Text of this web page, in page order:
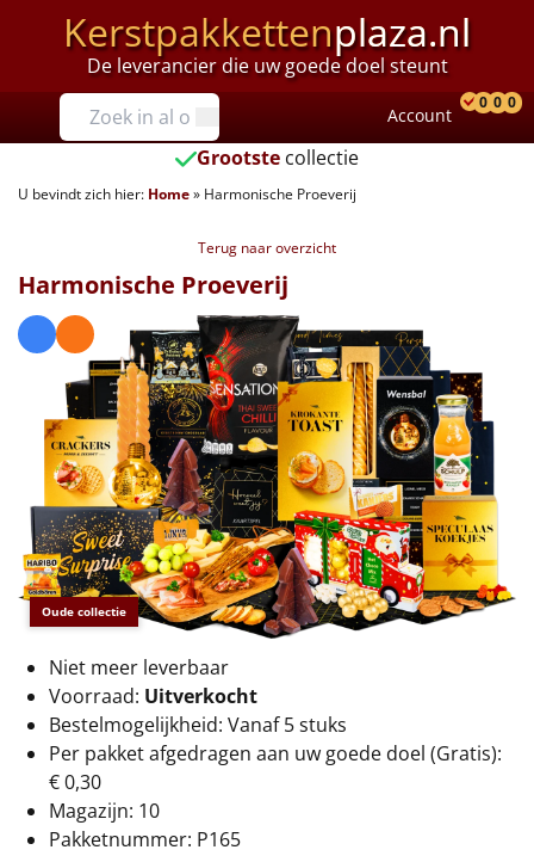
Kerstpakkettenplaza.nl
De leverancier die uw goede doel steunt
Prijzen
Tot €25
€25 tot €35
€40 tot €45
€45 tot €50
€50 tot €55
€55 tot €75
€75 tot €100
€100 en hoger
Alle kerstpakketten 2026
Thema
Origineel
Rituals
Account
0 0 0
Grootste collectie
U bevindt zich hier: Home» Harmonische Proeverij
Terug naar overzicht
Oude collectie
Harmonische Proeverij
Niet meer leverbaar
Voorraad: Uitverkocht
Bestelmogelijkheid: Vanaf 5 stuks
Per pakket afgedragen aan uw goede doel (Gratis):
€ 0,30
Magazijn: 10
Pakketnummer: P165